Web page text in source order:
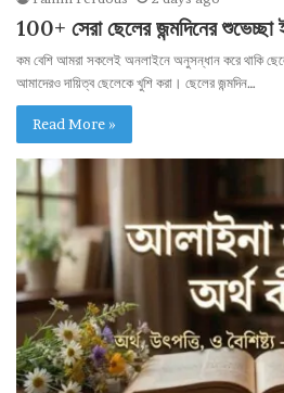
100+ সেরা ছেলের জন্মদিনের শুভেচ্ছা
কম বেশি আমরা সকলেই অনলাইনে অনুসন্ধান করে থাকি
আমাদেরও দায়িত্ব ছেলেকে খুশি করা। ছেলের জন্মদিন…
Read More »